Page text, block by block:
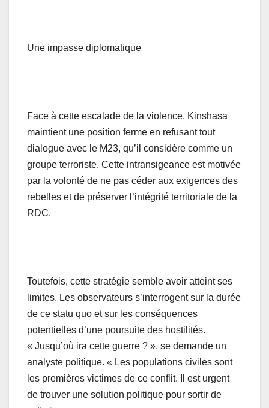
Une impasse diplomatique
Face à cette escalade de la violence, Kinshasa
maintient une position ferme en refusant tout
dialogue avec le M23, qu’il considère comme un
groupe terroriste. Cette intransigeance est motivée
par la volonté de ne pas céder aux exigences des
rebelles et de préserver l’intégrité territoriale de la
RDC.
Toutefois, cette stratégie semble avoir atteint ses
limites. Les observateurs s’interrogent sur la durée
de ce statu quo et sur les conséquences
potentielles d’une poursuite des hostilités.
« Jusqu’où ira cette guerre ? », se demande un
analyste politique. « Les populations civiles sont
les premières victimes de ce conflit. Il est urgent
de trouver une solution politique pour sortir de